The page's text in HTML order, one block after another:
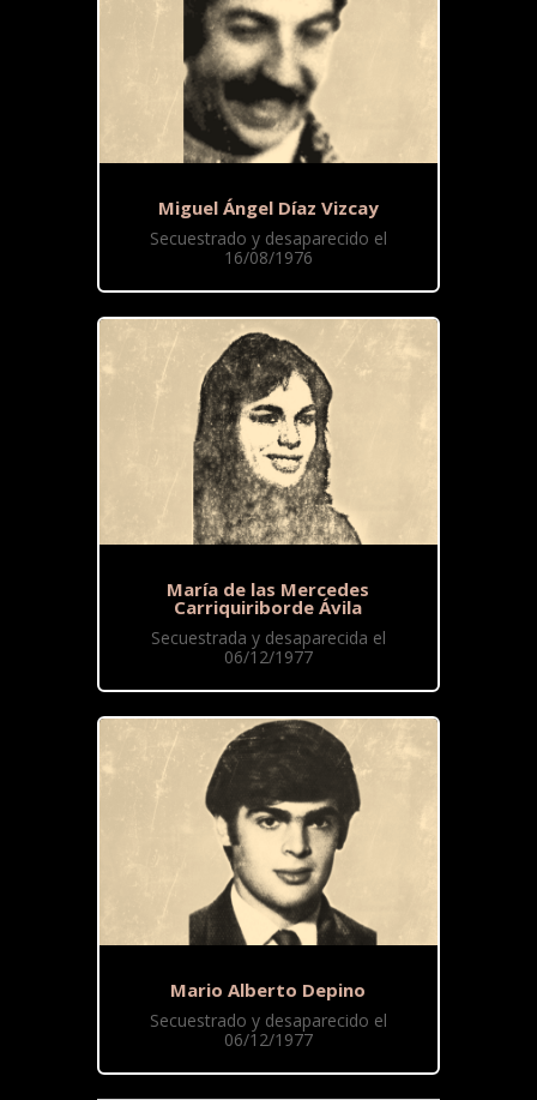
Miguel Ángel Díaz Vizcay
Secuestrado y desaparecido el
16/08/1976
María de las Mercedes
Carriquiriborde Ávila
Secuestrada y desaparecida el
06/12/1977
Mario Alberto Depino
Secuestrado y desaparecido el
06/12/1977